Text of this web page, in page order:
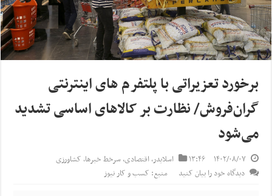
برخورد تعزیراتی با پلتفرم های اینترنتی
گران‌فروش/ نظارت بر کالاهای اساسی تشدید
می‌شود
۱۴۰۲/۰۸/۰۷ ۱۳:۴۶ اسلایدر,اقتصادی,سرخط خبرها, کشاورزی
دیدگاه خود را بیان کنید
منبع: کسب و کار نیوز